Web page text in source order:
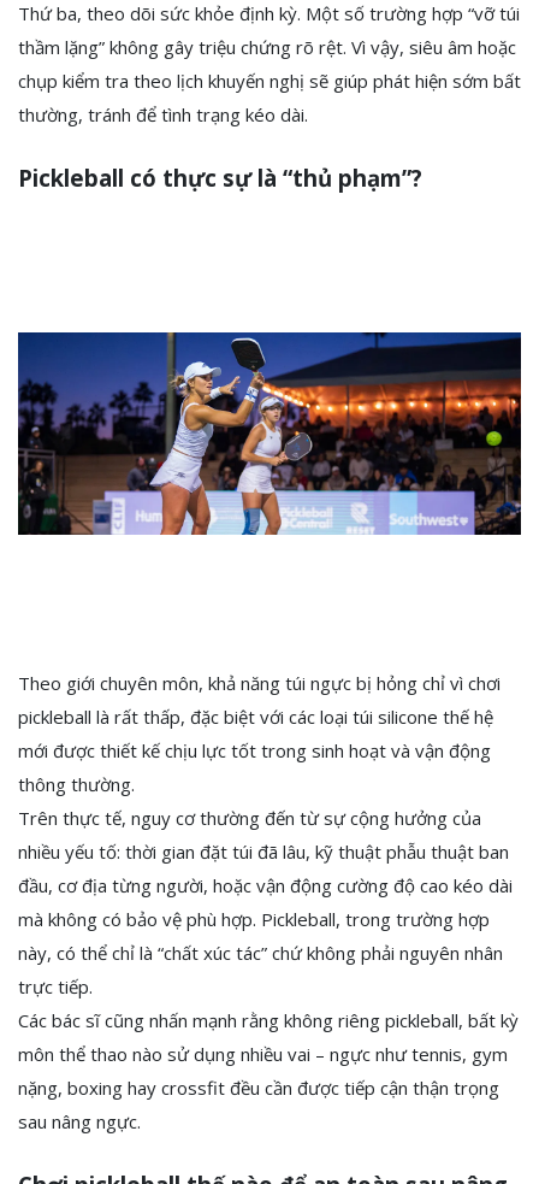
Thứ ba, theo dõi sức khỏe định kỳ. Một số trường hợp “vỡ túi
thầm lặng” không gây triệu chứng rõ rệt. Vì vậy, siêu âm hoặc
chụp kiểm tra theo lịch khuyến nghị sẽ giúp phát hiện sớm bất
thường, tránh để tình trạng kéo dài.
Pickleball có thực sự là “thủ phạm”?
Theo giới chuyên môn, khả năng túi ngực bị hỏng chỉ vì chơi
pickleball là rất thấp, đặc biệt với các loại túi silicone thế hệ
mới được thiết kế chịu lực tốt trong sinh hoạt và vận động
thông thường.
Trên thực tế, nguy cơ thường đến từ sự cộng hưởng của
nhiều yếu tố: thời gian đặt túi đã lâu, kỹ thuật phẫu thuật ban
đầu, cơ địa từng người, hoặc vận động cường độ cao kéo dài
mà không có bảo vệ phù hợp. Pickleball, trong trường hợp
này, có thể chỉ là “chất xúc tác” chứ không phải nguyên nhân
trực tiếp.
Các bác sĩ cũng nhấn mạnh rằng không riêng pickleball, bất kỳ
môn thể thao nào sử dụng nhiều vai – ngực như tennis, gym
nặng, boxing hay crossfit đều cần được tiếp cận thận trọng
sau nâng ngực.